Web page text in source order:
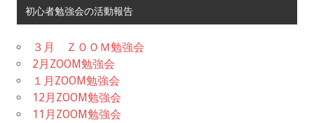
初心者勉強会の活動報告
３月 ＺＯＯＭ勉強会
2月ZOOM勉強会
１月ZOOM勉強会
12月ZOOM勉強会
11月ZOOM勉強会